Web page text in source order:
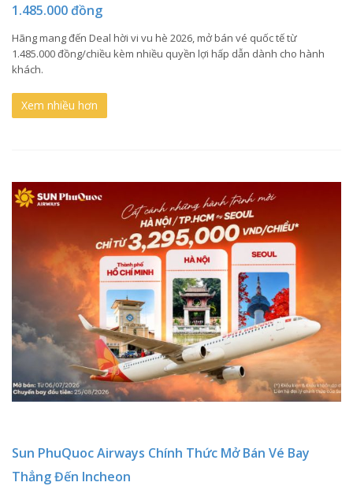
1.485.000 đồng
Hãng mang đến Deal hời vi vu hè 2026, mở bán vé quốc tế từ
1.485.000 đồng/chiều kèm nhiều quyền lợi hấp dẫn dành cho hành
khách.
Xem nhiều hơn
Sun PhuQuoc Airways Chính Thức Mở Bán Vé Bay
Thẳng Đến Incheon